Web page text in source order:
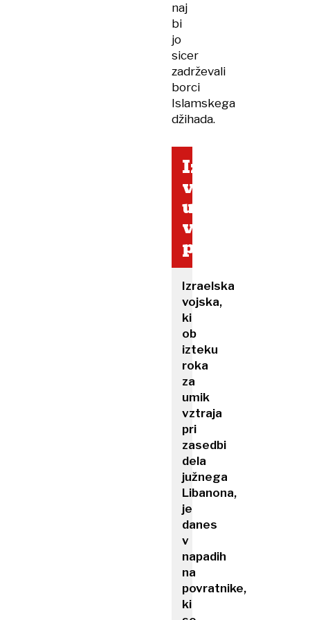
naj
bi
jo
sicer
zadrževali
borci
Islamskega
džihada.
Izraelska
vojska
ubila
več
povratnikov
Izraelska
vojska,
ki
ob
izteku
roka
za
umik
vztraja
pri
zasedbi
dela
južnega
Libanona,
je
danes
v
napadih
na
povratnike,
ki